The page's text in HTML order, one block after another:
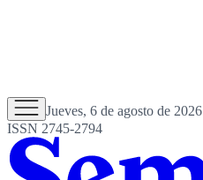
Jueves, 6 de agosto de 2026
ISSN 2745-2794